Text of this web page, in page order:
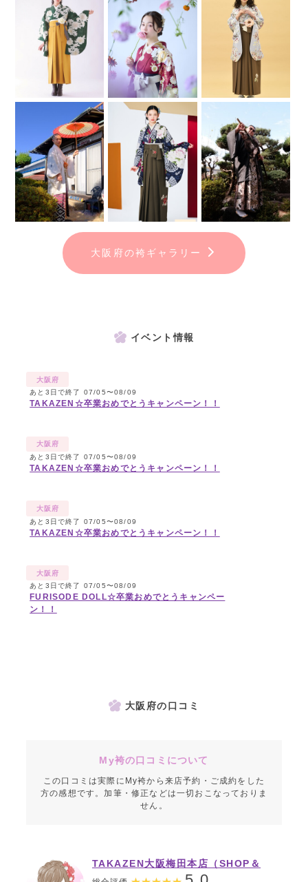
大阪府の袴ギャラリー
イベント情報
大阪府
あと3日で終了 07/05〜08/09
TAKAZEN☆卒業おめでとうキャンペーン！！
大阪府
あと3日で終了 07/05〜08/09
TAKAZEN☆卒業おめでとうキャンペーン！！
大阪府
あと3日で終了 07/05〜08/09
TAKAZEN☆卒業おめでとうキャンペーン！！
大阪府
あと3日で終了 07/05〜08/09
FURISODE DOLL☆卒業おめでとうキャンペー
ン！！
大阪府の口コミ
My袴の口コミについて
この口コミは実際にMy袴から来店予約・ご成約をした
方の感想です。加筆・修正などは一切おこなっておりま
せん。
TAKAZEN大阪梅田本店（SHOP＆
STUDIO）MEGA店舗